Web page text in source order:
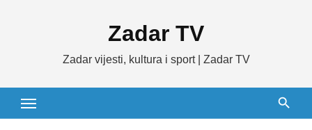
Zadar TV
Zadar vijesti, kultura i sport | Zadar TV